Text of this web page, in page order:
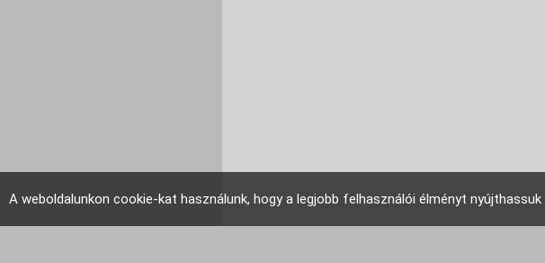
A weboldalunkon cookie-kat használunk, hogy a legjobb felhasználói élményt nyújthassuk